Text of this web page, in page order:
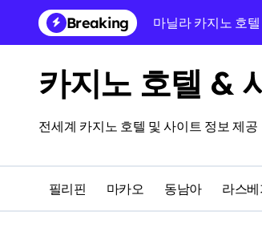
content
Breaking
마닐라 카지노 호
프라하 중심, 프라
프라하 여행의 완
프라하 인 호텔 숙
프라하 여행 완성!
카지노 호텔 &
전세계 카지노 호텔 및 사이트 정보 제공
필리핀 마카오 동남아 라스